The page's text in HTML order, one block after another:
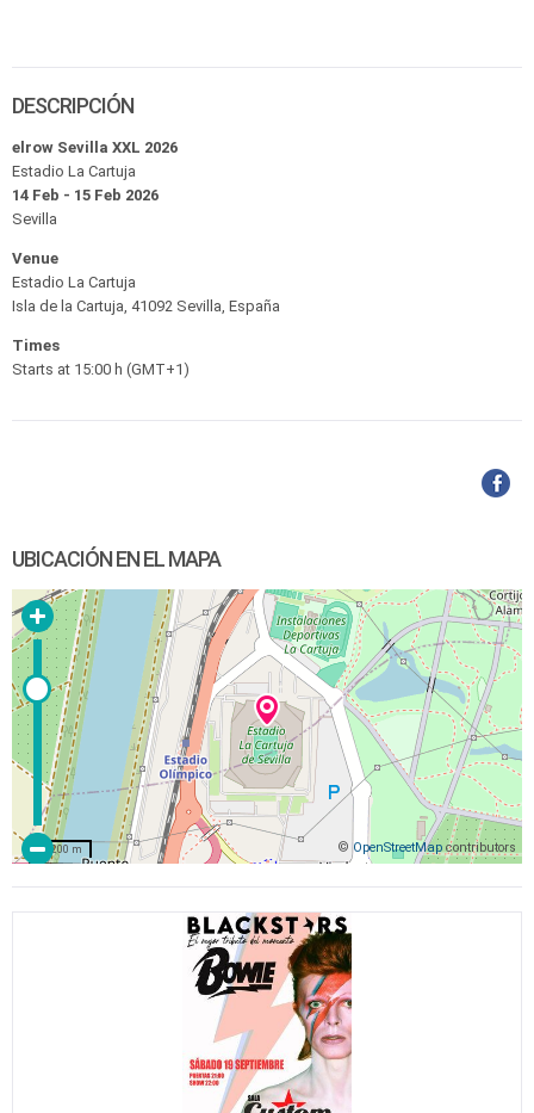
DESCRIPCIÓN
elrow Sevilla XXL 2026
Estadio La Cartuja
14 Feb - 15 Feb 2026
Sevilla
Venue
Estadio La Cartuja
Isla de la Cartuja, 41092 Sevilla, España
Times
Starts at 15:00 h (GMT+1)
UBICACIÓN EN EL MAPA
© OpenStreetMap contributors
200 m